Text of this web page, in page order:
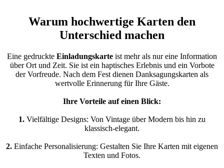
Warum hochwertige Karten den
Unterschied machen
Eine gedruckte Einladungskarte ist mehr als nur eine Information
über Ort und Zeit. Sie ist ein haptisches Erlebnis und ein Vorbote
der Vorfreude. Nach dem Fest dienen Danksagungskarten als
wertvolle Erinnerung für Ihre Gäste.
Ihre Vorteile auf einen Blick:
1. Vielfältige Designs: Von Vintage über Modern bis hin zu
klassisch-elegant.
2. Einfache Personalisierung: Gestalten Sie Ihre Karten mit eigenen
Texten und Fotos.